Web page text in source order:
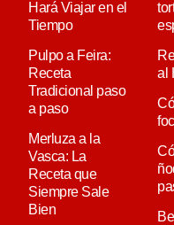
Hará Viajar en el
Tiempo
Pulpo a Feira:
Receta
Tradicional paso
a paso
Merluza a la
Vasca: La
Receta que
Siempre Sale
Bien
al